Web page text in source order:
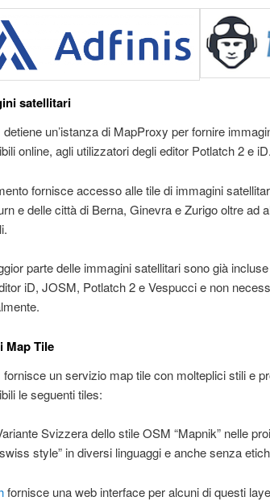
satellitari
un’istanza di MapProxy per fornire
online, agli utilizzatori degli editor Potlatch 2 e iD.
fornisce accesso alle tile di immagini
e delle città di Berna, Ginevra e Zurigo oltre ad
parte delle immagini satellitari sono già
iD, JOSM, Potlatch 2 e Vespucci e non
Map Tile
un servizio map tile con molteplici stili e
le seguenti tiles:
Svizzera dello stile OSM “Mapnik” nelle
style” in diversi linguaggi e anche senza
fornisce una web interface per alcuni di questi